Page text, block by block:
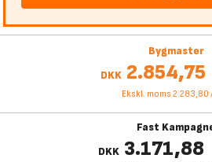
Bygmaster
DKK 2.854,75
Ekskl. moms 2.283,80
Fast
DKK 3.171,88